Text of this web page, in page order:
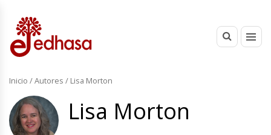
Inicio / Autores / Lisa Morton
Lisa Morton